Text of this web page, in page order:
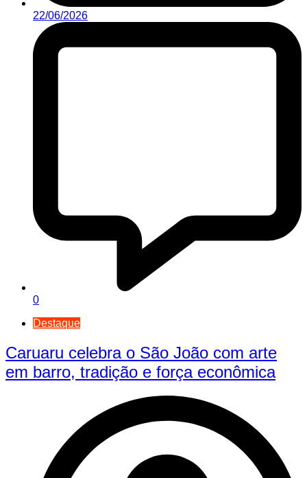
22/06/2026
0
Destaque
Caruaru celebra o São João com arte
em barro, tradição e força econômica